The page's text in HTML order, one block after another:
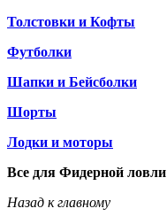
Толстовки и Кофты
Футболки
Шапки и Бейсболки
Шорты
Лодки и моторы
Все для Фидерной ловли
Назад к главному